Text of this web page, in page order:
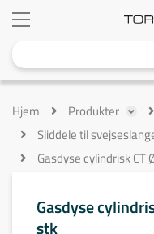
Hjem Produkter
Sliddele til
Gasdyse cylindrisk
Gasdyse
stk